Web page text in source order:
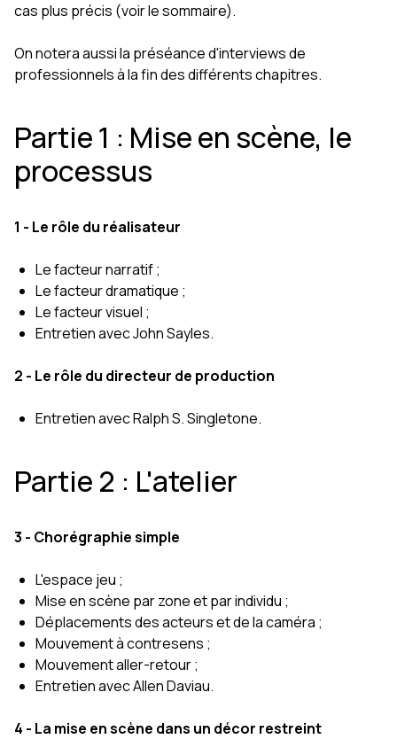
cas plus précis (voir le sommaire).
On notera aussi la préséance d'interviews de
professionnels à la fin des différents chapitres.
Partie 1 : Mise en scène, le
processus
1 - Le rôle du réalisateur
Le facteur narratif ;
Le facteur dramatique ;
Le facteur visuel ;
Entretien avec John Sayles.
2 - Le rôle du directeur de production
Entretien avec Ralph S. Singletone.
Partie 2 : L'atelier
3 - Chorégraphie simple
L'espace jeu ;
Mise en scène par zone et par individu ;
Déplacements des acteurs et de la caméra ;
Mouvement à contresens ;
Mouvement aller-retour ;
Entretien avec Allen Daviau.
4 - La mise en scène dans un décor restreint